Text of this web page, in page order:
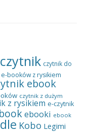
czytnik czytnik do
e-booków z rysikiem
ebook
czytnik z dużym
z rysikiem e-czytnik
ebooki ebook
Kobo Legimi